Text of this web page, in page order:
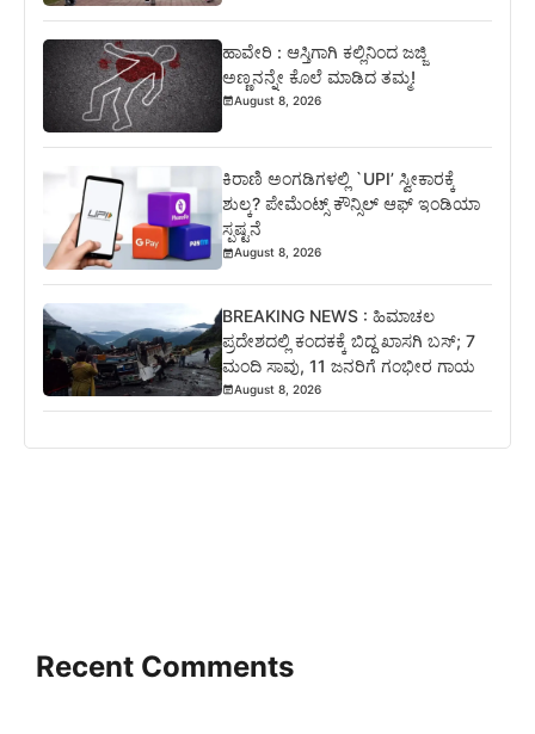
ಹಾವೇರಿ : ಆಸ್ತಿಗಾಗಿ ಕಲ್ಲಿನಿಂದ ಜಜ್ಜಿ
ಅಣ್ಣನನ್ನೇ ಕೊಲೆ ಮಾಡಿದ ತಮ್ಮ!
August 8, 2026
ಕಿರಾಣಿ ಅಂಗಡಿಗಳಲ್ಲಿ `UPI’ ಸ್ವೀಕಾರಕ್ಕೆ
ಶುಲ್ಕ? ಪೇಮೆಂಟ್ಸ್ ಕೌನ್ಸಿಲ್ ಆಫ್ ಇಂಡಿಯಾ
ಸ್ಪಷ್ಟನೆ
August 8, 2026
BREAKING NEWS : ಹಿಮಾಚಲ
ಪ್ರದೇಶದಲ್ಲಿ ಕಂದಕಕ್ಕೆ ಬಿದ್ದ ಖಾಸಗಿ ಬಸ್; 7
ಮಂದಿ ಸಾವು, 11 ಜನರಿಗೆ ಗಂಭೀರ ಗಾಯ
August 8, 2026
Recent Comments